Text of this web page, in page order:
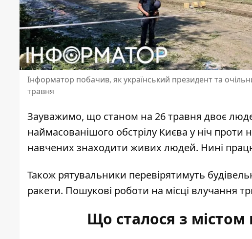
Інформатор побачив, як український президент та
травня
Зауважимо, що станом на 26 травня двоє
наймасованішого обстрілу Києва у ніч проти
навчених знаходити живих людей. Нині
Також рятувальники перевірятимуть
ракети. Пошукові роботи на місці влучання
Що сталося з містом